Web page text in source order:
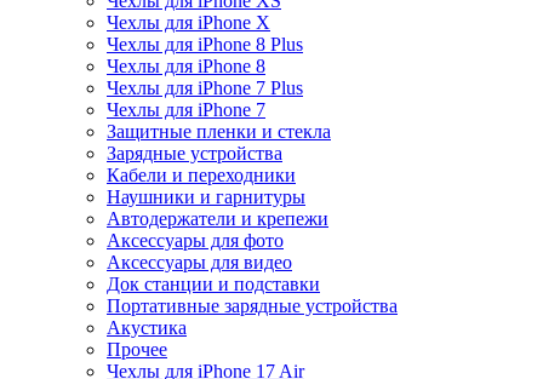
Чехлы для iPhone X
Чехлы для iPhone 8 Plus
Чехлы для iPhone 8
Чехлы для iPhone 7 Plus
Чехлы для iPhone 7
Защитные пленки и стекла
Зарядные устройства
Кабели и переходники
Наушники и гарнитуры
Автодержатели и крепежи
Аксессуары для фото
Аксессуары для видео
Док станции и подставки
Портативные зарядные устройства
Акустика
Прочее
Чехлы для iPhone 17 Air